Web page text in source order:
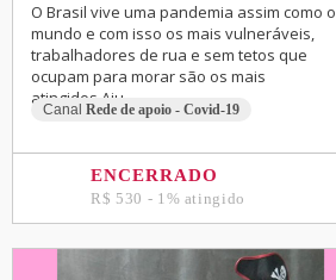
O Brasil vive uma pandemia assim como o
mundo e com isso os mais vulneráveis,
trabalhadores de rua e sem tetos que
ocupam para morar são os mais
atingidos.Aju
Canal Rede de apoio - Covid-19
ENCERRADO
R$ 530 - 1% atingido